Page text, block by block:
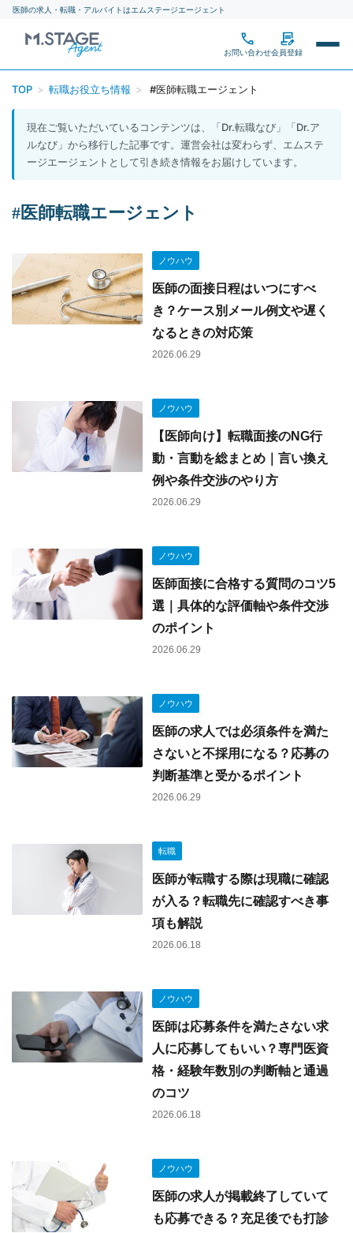
医師の求人・転職・アルバイトはエムステージエージェント
医師専門の転職エージェン
お問い合わせ会員登録
求人を探す
働き方から探す
転職ステップ完全ガイド
医師の実態調査レポート
転職・アルバイトコラム
ギャラリー
（新しいタブで開きます）
TOP > 転職お役立ち情報 > #医師転職エージェント
現在ご覧いただいているコンテンツは、「Dr.転職なび」「Dr.ア
ルなび」から移行した記事です。運営会社は変わらず、エムステ
ージエージェントとして引き続き情報をお届けしています。
#医師転職エージェント
ノウハウ
医師の面接日程はいつにすべ
き？ケース別メール例文や遅く
なるときの対応策
2026.06.29
ノウハウ
【医師向け】転職面接のNG行
動・言動を総まとめ｜言い換え
例や条件交渉のやり方
2026.06.29
ノウハウ
医師面接に合格する質問のコツ5
選｜具体的な評価軸や条件交渉
のポイント
2026.06.29
ノウハウ
医師の求人では必須条件を満た
さないと不採用になる？応募の
判断基準と受かるポイント
2026.06.29
転職
医師が転職する際は現職に確認
が入る？転職先に確認すべき事
項も解説
2026.06.18
ノウハウ
医師は応募条件を満たさない求
人に応募してもいい？専門医資
格・経験年数別の判断軸と通過
のコツ
2026.06.18
ノウハウ
医師の求人が掲載終了していて
も応募できる？充足後でも打診